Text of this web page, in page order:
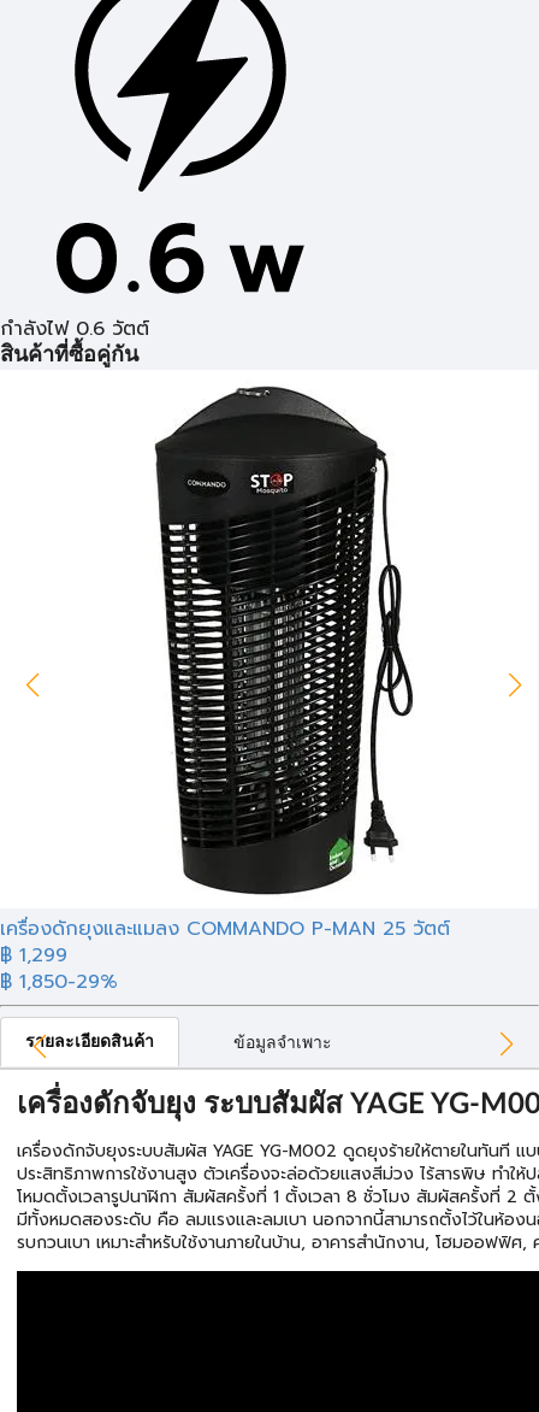
กำลังไฟ 0.6 วัตต์
สินค้าที่ซื้อคู่กัน
เครื่องดักยุงและแมลง COMMANDO P-MAN 25 วัตต์
฿ 1,299
฿ 1,850-29%
รายละเอียดสินค้า ข้อมูลจำเพาะ
เครื่องดักจับยุง ระบบสัมผัส YAGE YG-
เครื่องดักจับยุงระบบสัมผัส YAGE YG-M002 ดูดยุงร้ายให้ตายในทันที
ประสิทธิภาพการใช้งานสูง ตัวเครื่องจะล่อด้วยแสงสีม่วง ไร้สารพิษ ทำให้
โหมดตั้งเวลารูปนาฬิกา สัมผัสครั้งที่ 1 ตั้งเวลา 8 ชั่วโมง สัมผัสครั้งที่ 2
มีทั้งหมดสองระดับ คือ ลมแรงและลมเบา นอกจากนี้สามารถตั้งไว้ในห้อง
รบกวนเบา เหมาะสำหรับใช้งานภายในบ้าน, อาคารสำนักงาน, โฮมออฟฟิ